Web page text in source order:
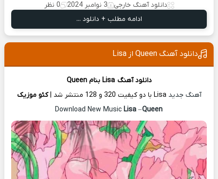
دانلود آهنگ خارجی 3 نوامبر 2024
0 نظر
ادامه مطلب + دانلود ...
دانلود آهنگ Queen از Lisa
دانلود آهنگ Lisa بنام Queen
آهنگ جدیدLisa با دو کیفیت 320 و 128 منتشر شد |
کئو موزیک
Lisa –Queen